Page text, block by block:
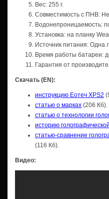
Вес: 255 г.
Совместимость с ПНВ:
Водонепроницаемость:
Установка: на планку
Источник питания: Одна
Время работы батареи:
Гарантия от
Скачать (EN):
инструкцию Еотеч XPS2
статью о марках (206 Кб).
статью о технологии
историю
статью-сравнение
(116 Кб).
Видео: